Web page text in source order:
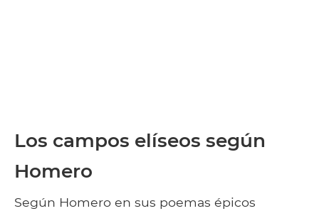
Los campos elíseos según
Homero
Según Homero en sus poemas épicos